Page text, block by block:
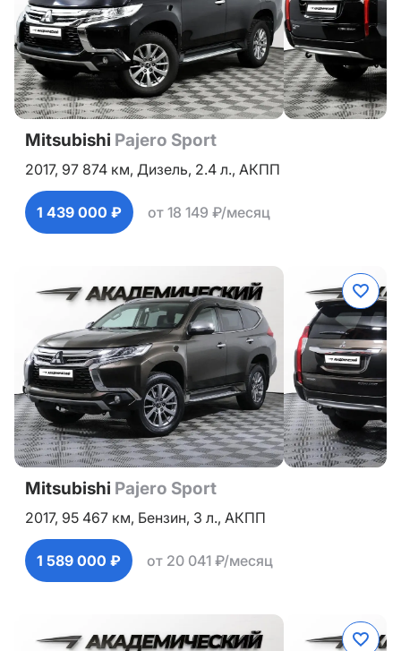
Mitsubishi Pajero Sport
2017, 97 874 км, Дизель, 2.4 л., АКПП
1 439 000 ₽ от 18 149 ₽/месяц
Mitsubishi Pajero Sport
2017, 95 467 км, Бензин, 3 л., АКПП
1 589 000 ₽ от 20 041 ₽/месяц